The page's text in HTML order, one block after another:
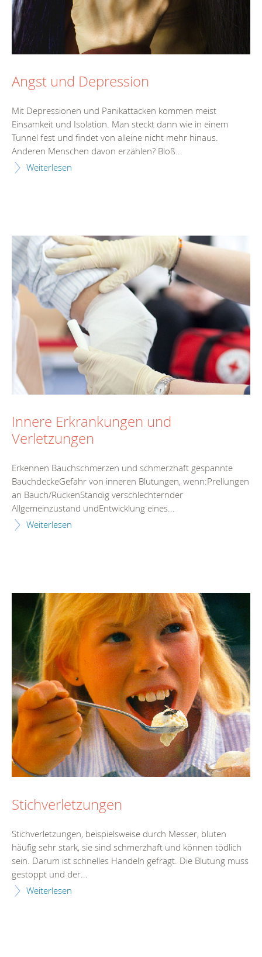
Angst und Depression
Mit Depressionen und Panikattacken kommen meist
Einsamkeit und Isolation. Man steckt dann wie in einem
Tunnel fest und findet von alleine nicht mehr hinaus.
Anderen Menschen davon erzählen? Bloß...
Weiterlesen
Innere Erkrankungen und
Verletzungen
Erkennen Bauchschmerzen und schmerzhaft gespannte
BauchdeckeGefahr von inneren Blutungen, wenn:Prellungen
an Bauch/RückenStändig verschlechternder
Allgemeinzustand undEntwicklung eines...
Weiterlesen
Stichverletzungen
Stichverletzungen, beispielsweise durch Messer, bluten
häufig sehr stark, sie sind schmerzhaft und können tödlich
sein. Darum ist schnelles Handeln gefragt. Die Blutung muss
gestoppt und der...
Weiterlesen